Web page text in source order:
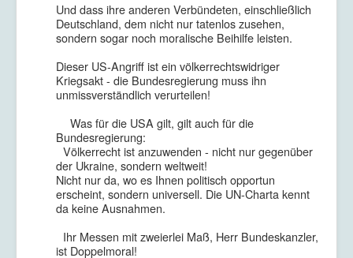
Und dass ihre anderen Verbündeten, einschließlich
Deutschland, dem nicht nur tatenlos zusehen,
sondern sogar noch moralische Beihilfe leisten.
Dieser US-Angriff ist ein völkerrechtswidriger
Kriegsakt - die Bundesregierung muss ihn
unmissverständlich verurteilen!
Was für die USA gilt, gilt auch für die
Bundesregierung:
Völkerrecht ist anzuwenden - nicht nur gegenüber
der Ukraine, sondern weltweit!
Nicht nur da, wo es Ihnen politisch opportun
erscheint, sondern universell. Die UN-Charta kennt
da keine Ausnahmen.
Ihr Messen mit zweierlei Maß, Herr Bundeskanzler,
ist Doppelmoral!